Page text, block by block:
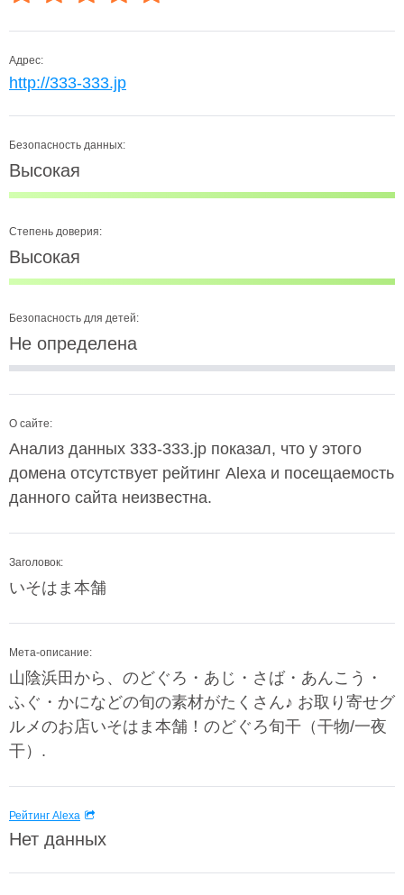
Адрес:
http://333-333.jp
Безопасность данных:
Высокая
Степень доверия:
Высокая
Безопасность для детей:
Не определена
О сайте:
Анализ данных 333-333.jp показал, что у этого
домена отсутствует рейтинг Alexa и посещаемость
данного сайта неизвестна.
Заголовок:
いそはま本舗
Мета-описание:
山陰浜田から、のどぐろ・あじ・さば・あんこう・
ふぐ・かになどの旬の素材がたくさん♪ お取り寄せグ
ルメのお店いそはま本舗！のどぐろ旬干（干物/一夜
干）.
Рейтинг Alexa
Нет данных